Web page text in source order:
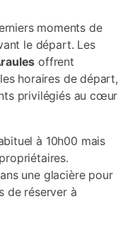
moments de
le départ. Les
offrent
horaires de départ,
privilégiés au cœur
à 10h00 mais
une glacière pour
de réserver à